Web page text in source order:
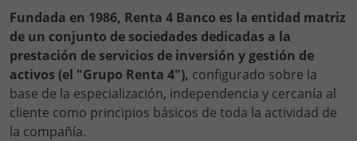
Fundada en 1986, Renta 4 Banco es la entidad matriz
de un conjunto de sociedades dedicadas a la
prestación de servicios de inversión y gestión de
activos (el "Grupo Renta 4"), configurado sobre la
base de la especialización, independencia y cercanía al
cliente como principios básicos de toda la actividad de
la compañía.